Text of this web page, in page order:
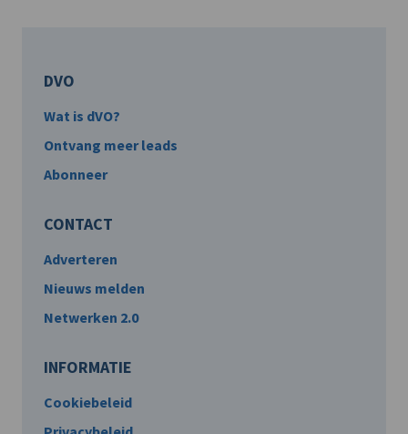
DVO
Wat is dVO?
Ontvang meer leads
Abonneer
CONTACT
Adverteren
Nieuws melden
Netwerken 2.0
INFORMATIE
Cookiebeleid